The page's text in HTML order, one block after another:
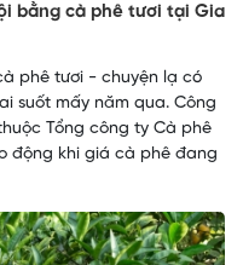
bằng cà phê tươi tại Gia
phê tươi - chuyện lạ có
suốt mấy năm qua. Công
Tổng công ty Cà phê
động khi giá cà phê đang